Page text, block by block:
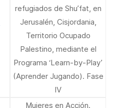
refugiados de Shu’fat, en
Jerusalén, Cisjordania,
Territorio Ocupado
Palestino, mediante el
Programa ‘Learn-by-Play’
(Aprender Jugando). Fase
IV
Mujeres en Acción.